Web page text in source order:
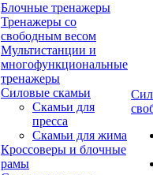
Блочные тренажеры
Тренажеры со
свободным весом
Мультистанции и
многофункциональные
тренажеры
Силовые скамьи
Скамьи для
пресса
Скамьи для жима
Кроссоверы и блочные
рамы